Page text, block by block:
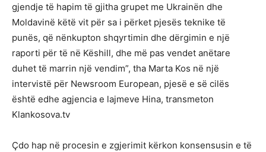
gjendje të hapim të gjitha grupet me Ukrainën dhe
Moldavinë këtë vit për sa i përket pjesës teknike të
punës, që nënkupton shqyrtimin dhe dërgimin e një
raporti për të në Këshill, dhe më pas vendet anëtare
duhet të marrin një vendim”, tha Marta Kos në një
intervistë për Newsroom European, pjesë e së cilës
është edhe agjencia e lajmeve Hina, transmeton
Klankosova.tv
Çdo hap në procesin e zgjerimit kërkon konsensusin e të